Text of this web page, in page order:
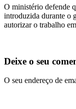
O ministério defende
introduzida durante o
autorizar o trabalho
Deixe o seu
O seu endereço de